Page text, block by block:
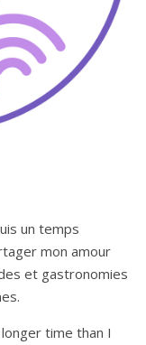
un temps
mon amour
et gastronomies
time than I